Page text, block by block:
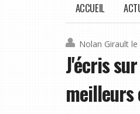
ACCUEIL
Nolan Girault le
J'écris